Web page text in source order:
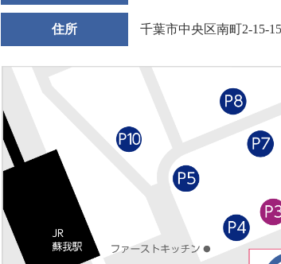
住所 千葉市中央区南町2-15-